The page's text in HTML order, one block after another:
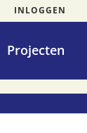
INLOGGEN
Projecten